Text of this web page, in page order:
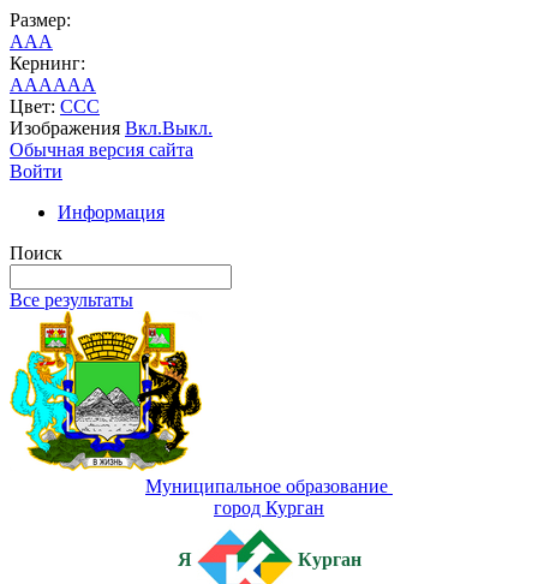
Размер:
AAA
Кернинг:
AAAAAA
Цвет: CCC
Изображения Вкл.Выкл.
Обычная версия сайта
Войти
Информация
Поиск
Все результаты
Муниципальное образование
город Курган
Я Курган